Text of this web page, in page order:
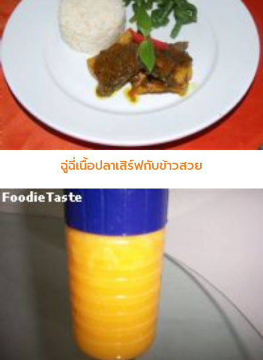
ฉู่ฉี่เนื้อปลาเสิร์ฟกับข้าวสวย